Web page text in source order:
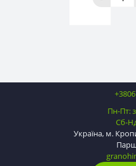
Пн-Пт:
Сб-
Україна, м.